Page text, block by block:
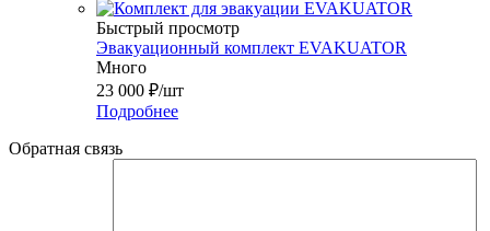
Быстрый просмотр
Эвакуационный комплект EVAKUATOR
Много
23 000 ₽/шт
Подробнее
Обратная связь